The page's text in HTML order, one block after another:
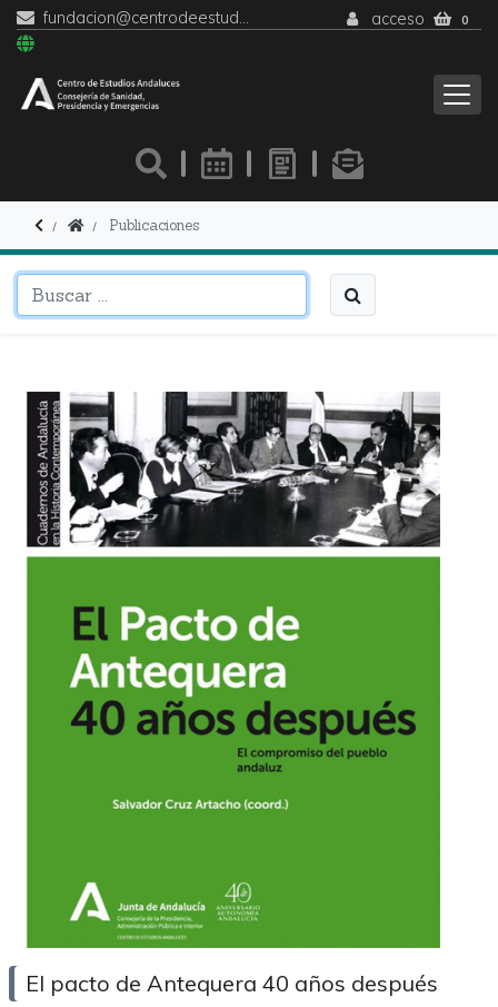
fundacion@centrodeestudiosandaluces.es acceso 0
Publicaciones
El pacto de Antequera 40 años después